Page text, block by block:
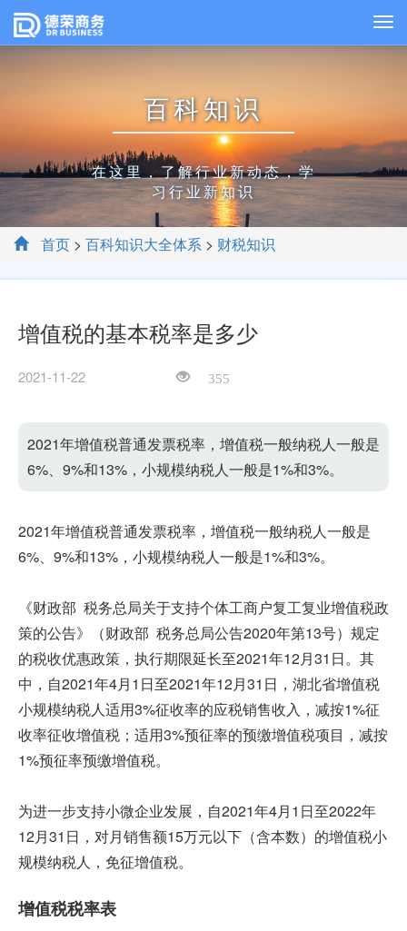
百科知识
在这里，了解行业新动态，学
习行业新知识
首页 > 百科知识大全体系 > 财税知识
增值税的基本税率是多少
2021-11-22 355
2021年增值税普通发票税率，增值税一般纳税人一般是
6%、9%和13%，小规模纳税人一般是1%和3%。
2021年增值税普通发票税率，增值税一般纳税人一般是
6%、9%和13%，小规模纳税人一般是1%和3%。
《财政部 税务总局关于支持个体工商户复工复业增值税政
策的公告》（财政部 税务总局公告2020年第13号）规定
的税收优惠政策，执行期限延长至2021年12月31日。其
中，自2021年4月1日至2021年12月31日，湖北省增值税
小规模纳税人适用3%征收率的应税销售收入，减按1%征
收率征收增值税；适用3%预征率的预缴增值税项目，减按
1%预征率预缴增值税。
为进一步支持小微企业发展，自2021年4月1日至2022年
12月31日，对月销售额15万元以下（含本数）的增值税小
规模纳税人，免征增值税。
增值税税率表